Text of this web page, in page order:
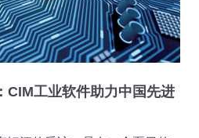
CIM工业软件助力中国先进